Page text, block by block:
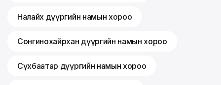
Налайх дүүргийн намын хороо
Сонгинохайрхан дүүргийн намын хороо
Сүхбаатар дүүргийн намын хороо